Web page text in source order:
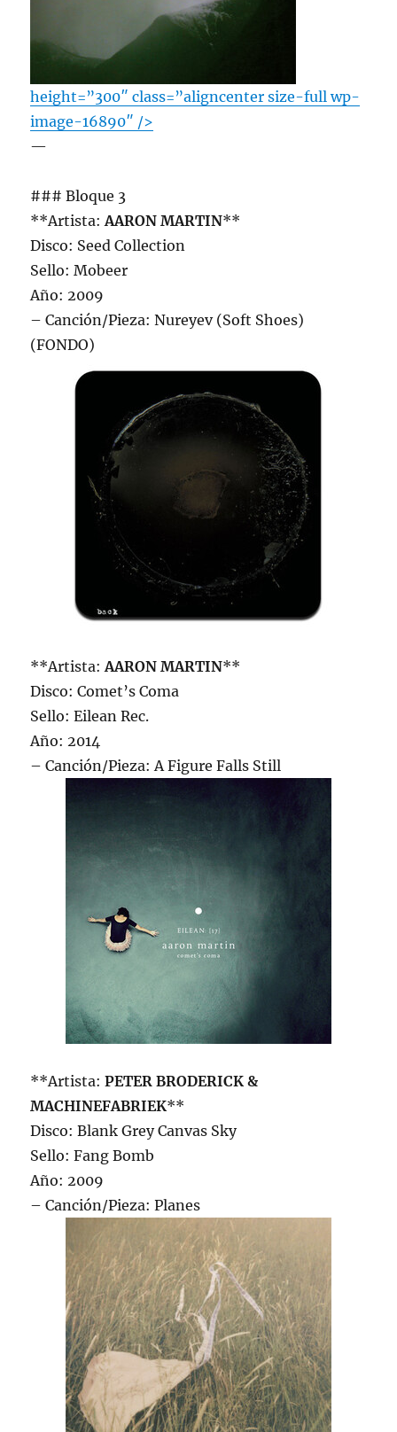
height=”300″ class=”aligncenter size-full wp-
image-16890″ />
—
### Bloque 3
**Artista:AARON MARTIN**
Disco: Seed Collection
Sello: Mobeer
Año: 2009
– Canción/Pieza: Nureyev (Soft Shoes)
(FONDO)
**Artista:AARON MARTIN**
Disco: Comet’s Coma
Sello: Eilean Rec.
Año: 2014
– Canción/Pieza: A Figure Falls Still
**Artista:PETER BRODERICK &
MACHINEFABRIEK**
Disco: Blank Grey Canvas Sky
Sello: Fang Bomb
Año: 2009
– Canción/Pieza: Planes